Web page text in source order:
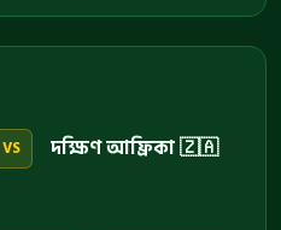
VS দক্ষিণ আফ্রিকা 🇿🇦